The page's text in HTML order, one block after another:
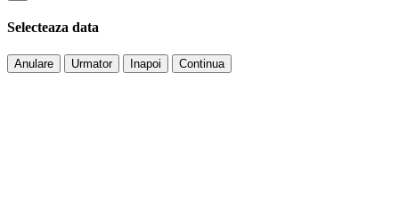
Selecteaza data
Anulare